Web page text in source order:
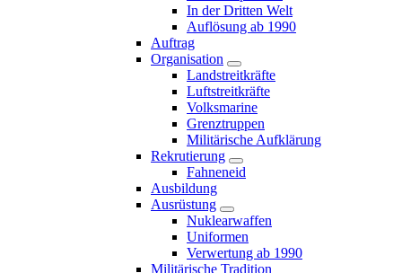
In der Dritten Welt
Auflösung ab 1990
Auftrag
Organisation
Landstreitkräfte
Luftstreitkräfte
Volksmarine
Grenztruppen
Militärische Aufklärung
Rekrutierung
Fahneneid
Ausbildung
Ausrüstung
Nuklearwaffen
Uniformen
Verwertung ab 1990
Militärische Tradition